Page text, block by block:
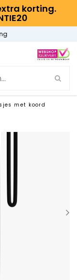
korting.
met koord